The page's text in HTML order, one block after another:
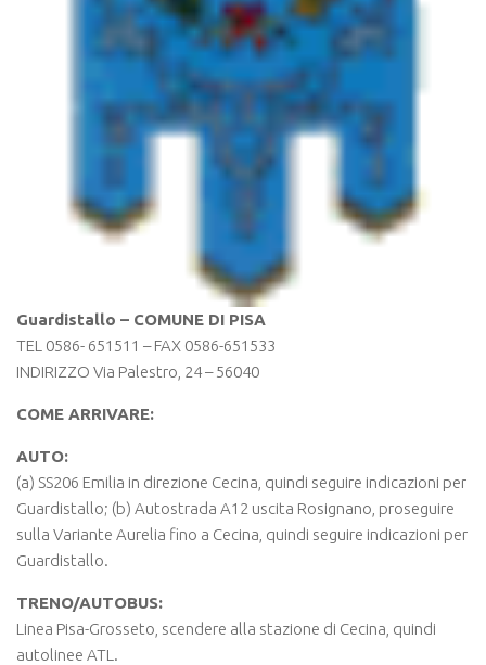
Guardistallo – COMUNE DI PISA
TEL 0586- 651511 – FAX 0586-651533
INDIRIZZO Via Palestro, 24 – 56040
COME ARRIVARE:
AUTO:
(a) SS206 Emilia in direzione Cecina, quindi seguire indicazioni per
Guardistallo; (b) Autostrada A12 uscita Rosignano, proseguire
sulla Variante Aurelia fino a Cecina, quindi seguire indicazioni per
Guardistallo.
TRENO/AUTOBUS:
Linea Pisa-Grosseto, scendere alla stazione di Cecina, quindi
autolinee ATL.